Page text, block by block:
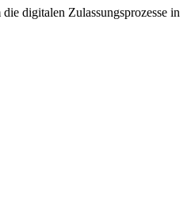
digitalen Zulassungsprozesse in